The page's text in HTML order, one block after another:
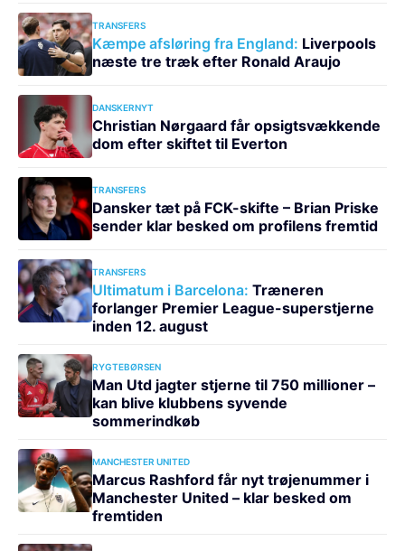
TRANSFERS
Kæmpe afsløring fra England: Liverpools
næste tre træk efter Ronald Araujo
DANSKERNYT
Christian Nørgaard får opsigtsvækkende
dom efter skiftet til Everton
TRANSFERS
Dansker tæt på FCK-skifte – Brian Priske
sender klar besked om profilens fremtid
TRANSFERS
Ultimatum i Barcelona: Træneren
forlanger Premier League-superstjerne
inden 12. august
RYGTEBØRSEN
Man Utd jagter stjerne til 750 millioner –
kan blive klubbens syvende
sommerindkøb
MANCHESTER UNITED
Marcus Rashford får nyt trøjenummer i
Manchester United – klar besked om
fremtiden